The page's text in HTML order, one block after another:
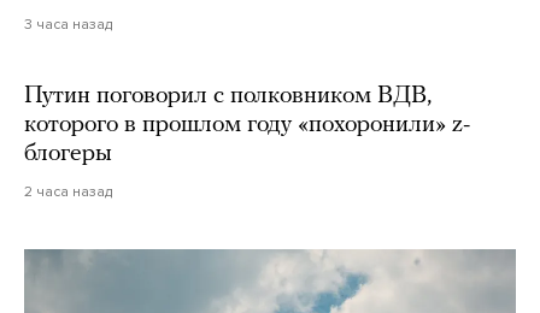
3 часа назад
Путин поговорил с полковником ВДВ,
которого в прошлом году «похоронили» z-
блогеры
2 часа назад